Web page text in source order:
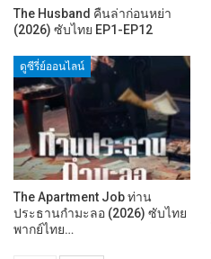
The Husband คืนล่าก่อนหย่า
(2026) ซับไทย EP1-EP12
ดูซีรี่ย์ออนไลน์
The Apartment Job ท่าน
ประธานกำมะลอ (2026) ซับไทย
พากย์ไทย…